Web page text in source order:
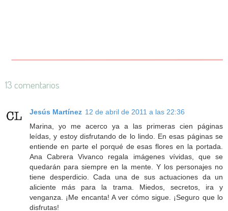
13 comentarios
Jesús Martínez 12 de abril de 2011 a las 22:36
Marina, yo me acerco ya a las primeras cien páginas
leídas, y estoy disfrutando de lo lindo. En esas páginas se
entiende en parte el porqué de esas flores en la portada.
Ana Cabrera Vivanco regala imágenes vívidas, que se
quedarán para siempre en la mente. Y los personajes no
tiene desperdicio. Cada una de sus actuaciones da un
aliciente más para la trama. Miedos, secretos, ira y
venganza. ¡Me encanta! A ver cómo sigue. ¡Seguro que lo
disfrutas!